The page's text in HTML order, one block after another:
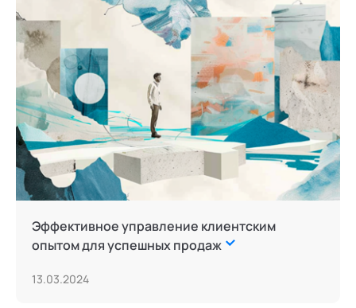
Эффективное управление клиентским
опытом для успешных продаж
13.03.2024